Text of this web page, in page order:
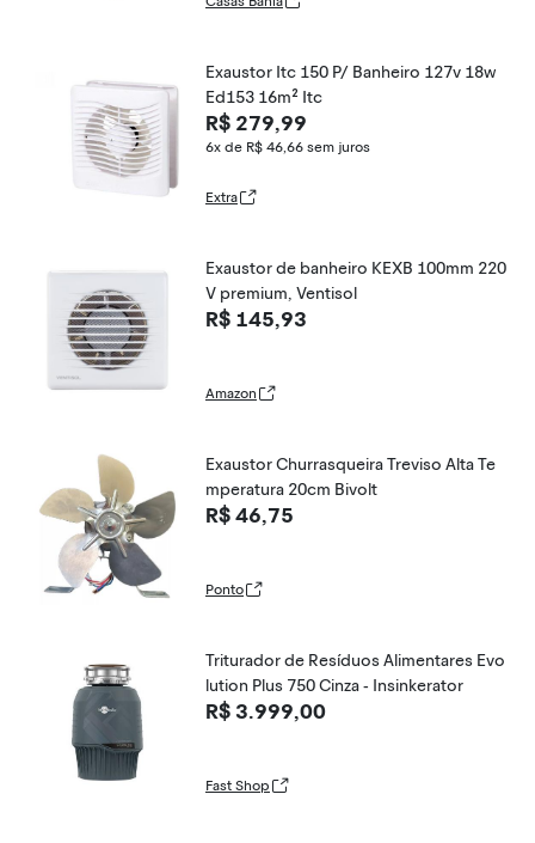
Exaustor Itc 150 P/ Banheiro 127v 18w
Ed153 16m² Itc
R$ 279,99
6x de R$ 46,66 sem juros
Extra
Exaustor de banheiro KEXB 100mm 220
V premium, Ventisol
R$ 145,93
Amazon
Exaustor Churrasqueira Treviso Alta Te
mperatura 20cm Bivolt
R$ 46,75
Ponto
Triturador de Resíduos Alimentares Evo
lution Plus 750 Cinza - Insinkerator
R$ 3.999,00
Fast Shop